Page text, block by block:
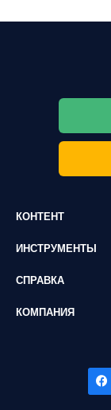
КОНТЕНТ
ИНСТРУМЕНТЫ
СПРАВКА
КОМПАНИЯ